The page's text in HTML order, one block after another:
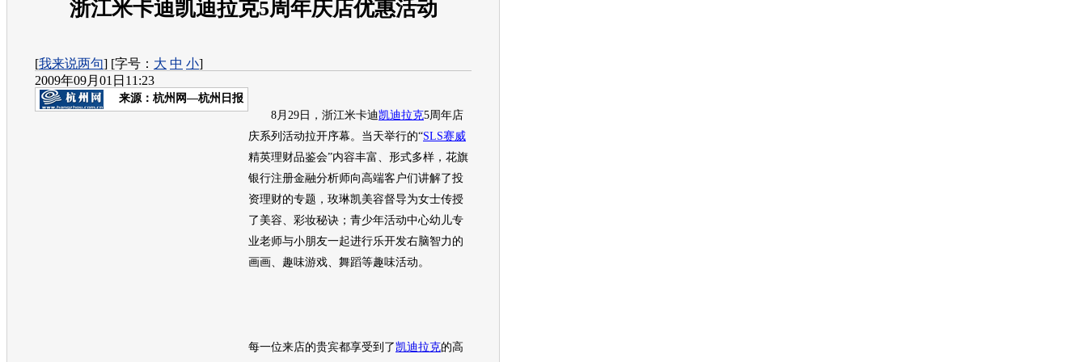
浙江米卡迪凯迪拉克5周年庆店优惠活动
[我来说两句] [字号： 大 中 小]
2009年09月01日11:23
来源： 杭州网—杭州日报
8月29日，浙江米卡迪凯迪拉克5周年店
庆系列活动拉开序幕。当天举行的“SLS赛威
精英理财品鉴会”内容丰富、形式多样，花旗
银行注册金融分析师向高端客户们讲解了投
资理财的专题，玫琳凯美容督导为女士传授
了美容、彩妆秘诀；青少年活动中心幼儿专
业老师与小朋友一起进行乐开发右脑智力的
画画、趣味游戏、舞蹈等趣味活动。
每一位来店的贵宾都享受到了凯迪拉克的高